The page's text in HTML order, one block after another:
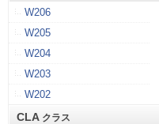
W206
W205
W204
W203
W202
CLA クラス